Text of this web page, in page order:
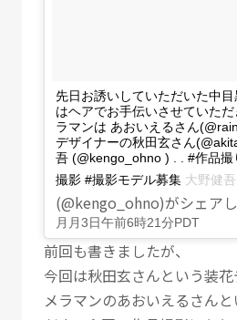
先日お誘いしていただいた中
はヘアでお手伝いさせていた
ラマンは あおいえるさん
デザイナーの秋田玄さん
吾 (@kengo_ohno ) . . #作品
撮影 #撮影モデル募集 大野健吾
(@kengo_ohno)がシェア
月月3日午前6時21分PDT
前回も書きましたが、
今回は秋田玄さんという装
メラマンのあおいえるさん